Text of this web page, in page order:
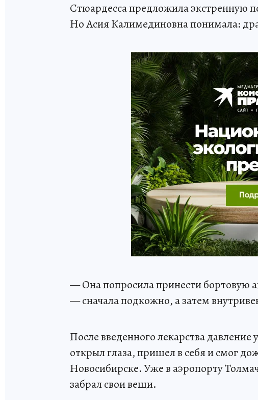
Стюардесса предложила экстренную
Но Асия Калимединовна понимала:
— Она попросила принести бортовую
— сначала подкожно, а затем
После введенного лекарства
открыл глаза, пришел в себя и смог
Новосибирске. Уже в аэропорту
забрал свои вещи.